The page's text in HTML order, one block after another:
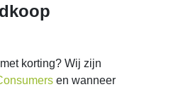
korting? Wij zijn
en wanneer